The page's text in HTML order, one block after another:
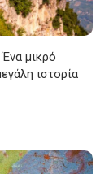
μικρό
ιστορία